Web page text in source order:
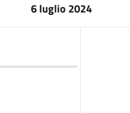
6 luglio 2024